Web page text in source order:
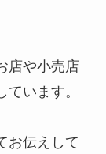
店や小売店
います。
お伝えして